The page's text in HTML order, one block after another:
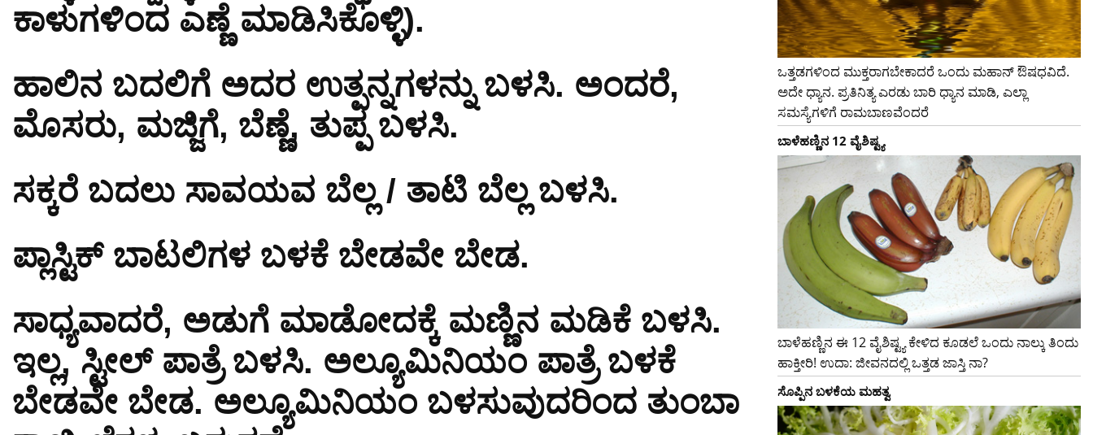
ಕಾಳುಗಳಿಂದ ಎಣ್ಣೆ ಮಾಡಿಸಿಕೊಳ್ಳಿ).
ಹಾಲಿನ ಬದಲಿಗೆ ಅದರ ಉತ್ಪನ್ನಗಳನ್ನು ಬಳಸಿ. ಅಂದರೆ,
ಮೊಸರು, ಮಜ್ಜಿಗೆ, ಬೆಣ್ಣೆ, ತುಪ್ಪ ಬಳಸಿ.
ಸಕ್ಕರೆ ಬದಲು ಸಾವಯವ ಬೆಲ್ಲ / ತಾಟಿ ಬೆಲ್ಲ ಬಳಸಿ.
ಪ್ಲಾಸ್ಟಿಕ್ ಬಾಟಲಿಗಳ ಬಳಕೆ ಬೇಡವೇ ಬೇಡ.
ಸಾಧ್ಯವಾದರೆ, ಅಡುಗೆ ಮಾಡೋದಕ್ಕೆ ಮಣ್ಣಿನ ಮಡಿಕೆ ಬಳಸಿ.
ಇಲ್ಲ, ಸ್ಟೀಲ್ ಪಾತ್ರೆ ಬಳಸಿ. ಅಲ್ಯೂಮಿನಿಯಂ ಪಾತ್ರೆ ಬಳಕೆ
ಬೇಡವೇ ಬೇಡ. ಅಲ್ಯೂಮಿನಿಯಂ ಬಳಸುವುದರಿಂದ ತುಂಬಾ
ಒತ್ತಡಗಳಿಂದ ಮುಕ್ತರಾಗಬೇಕಾದರೆ ಒಂದು ಮಹಾನ್ ಔಷಧವಿದೆ.
ಅದೇ ಧ್ಯಾನ. ಪ್ರತಿನಿತ್ಯ ಎರಡು ಬಾರಿ ಧ್ಯಾನ ಮಾಡಿ, ಎಲ್ಲಾ
ಸಮಸ್ಯೆಗಳಿಗೆ ರಾಮಬಾಣವೆಂದರೆ
ಬಾಳೆಹಣ್ಣಿನ 12 ವೈಶಿಷ್ಟ್ಯ
ಬಾಳೆಹಣ್ಣಿನ ಈ 12 ವೈಶಿಷ್ಟ್ಯ ಕೇಳಿದ ಕೂಡಲೆ ಒಂದು ನಾಲ್ಕು ತಿಂದು
ಹಾಕ್ತೀರಿ! ಉದಾ: ಜೀವನದಲ್ಲಿ ಒತ್ತಡ ಜಾಸ್ತಿ ನಾ?
ಸೊಪ್ಪಿನ ಬಳಕೆಯ ಮಹತ್ವ